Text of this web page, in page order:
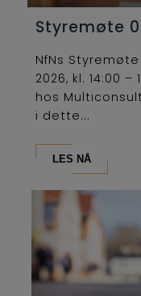
Styremøte
NfNs
2026, kl. 14:00
hos
i dette...
LES NÅ